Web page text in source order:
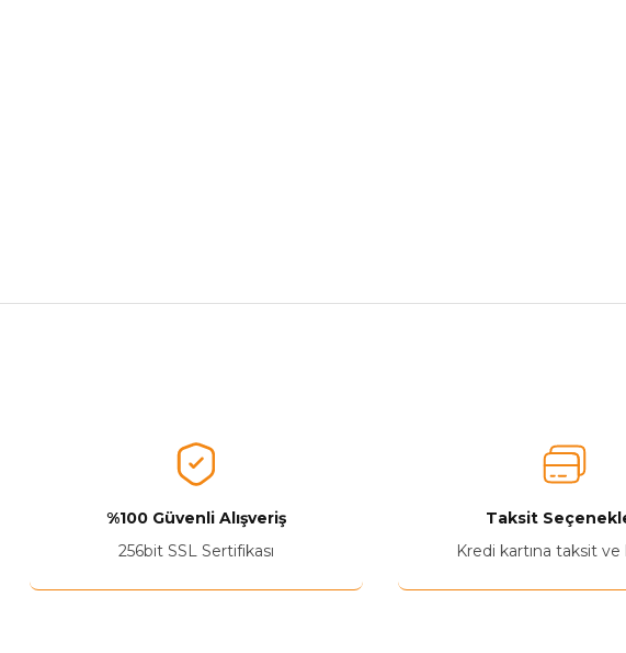
%100 Güvenli Alışveriş
256bit SSL Sertifikası
Taksit
Kredi kartına taksit ve